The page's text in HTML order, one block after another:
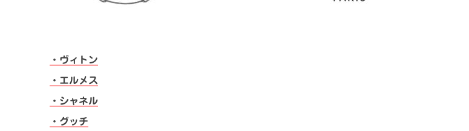
・ヴィトン
・エルメス
・シャネル
・グッチ